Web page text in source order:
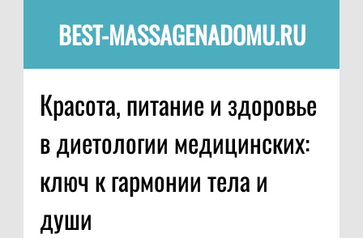
BEST-MASSAGENADOMU.RU
Красота, питание и здоровье
в диетологии медицинских:
ключ к гармонии тела и
души